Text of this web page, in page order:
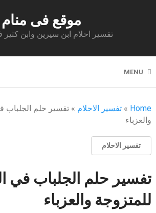
موقع فى منام
تفسير احلام ابن سيرين وابن كثير
MENU
Home
» تفسير الاحلام » تفسير حلم الجلباب
والعزباء
تفسير الاحلام
تفسير حلم الجلباب في
للمتزوجة والعزباء